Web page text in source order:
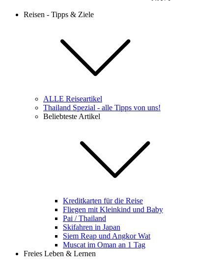
Reisen - Tipps & Ziele
ALLE Reiseartikel
Thailand Spezial - alle Tipps von uns!
Beliebteste Artikel
Kreditkarten für die Reise
Fliegen mit Kleinkind und Baby
Pai / Thailand
Skifahren in Japan
Siem Reap und Angkor Wat
Muscat im Oman an 1 Tag
Freies Leben & Lernen